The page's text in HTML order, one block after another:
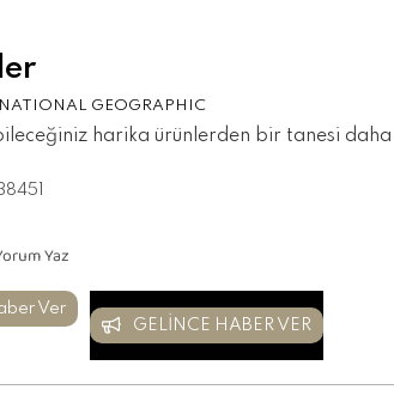
NATIONAL GEOGRAPHIC
harika ürünlerden bir tanesi daha
Yaz
Ver
GELINCE HABER VER